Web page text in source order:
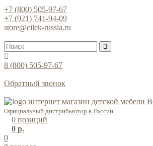
+7 (800) 505-97-67
+7 (921) 741-94-09
store@cilek-russia.ru
8 (800) 505-97-67
Обратный звонок
Официальный дистрибьютор в России
0 позиций
0 р.
0